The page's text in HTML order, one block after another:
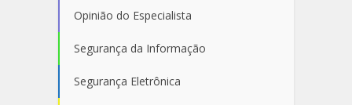
Opinião do Especialista
Segurança da Informação
Segurança Eletrônica